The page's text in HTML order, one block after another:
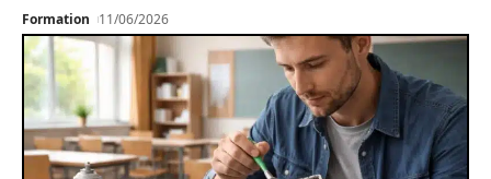
Formation 11/06/2026